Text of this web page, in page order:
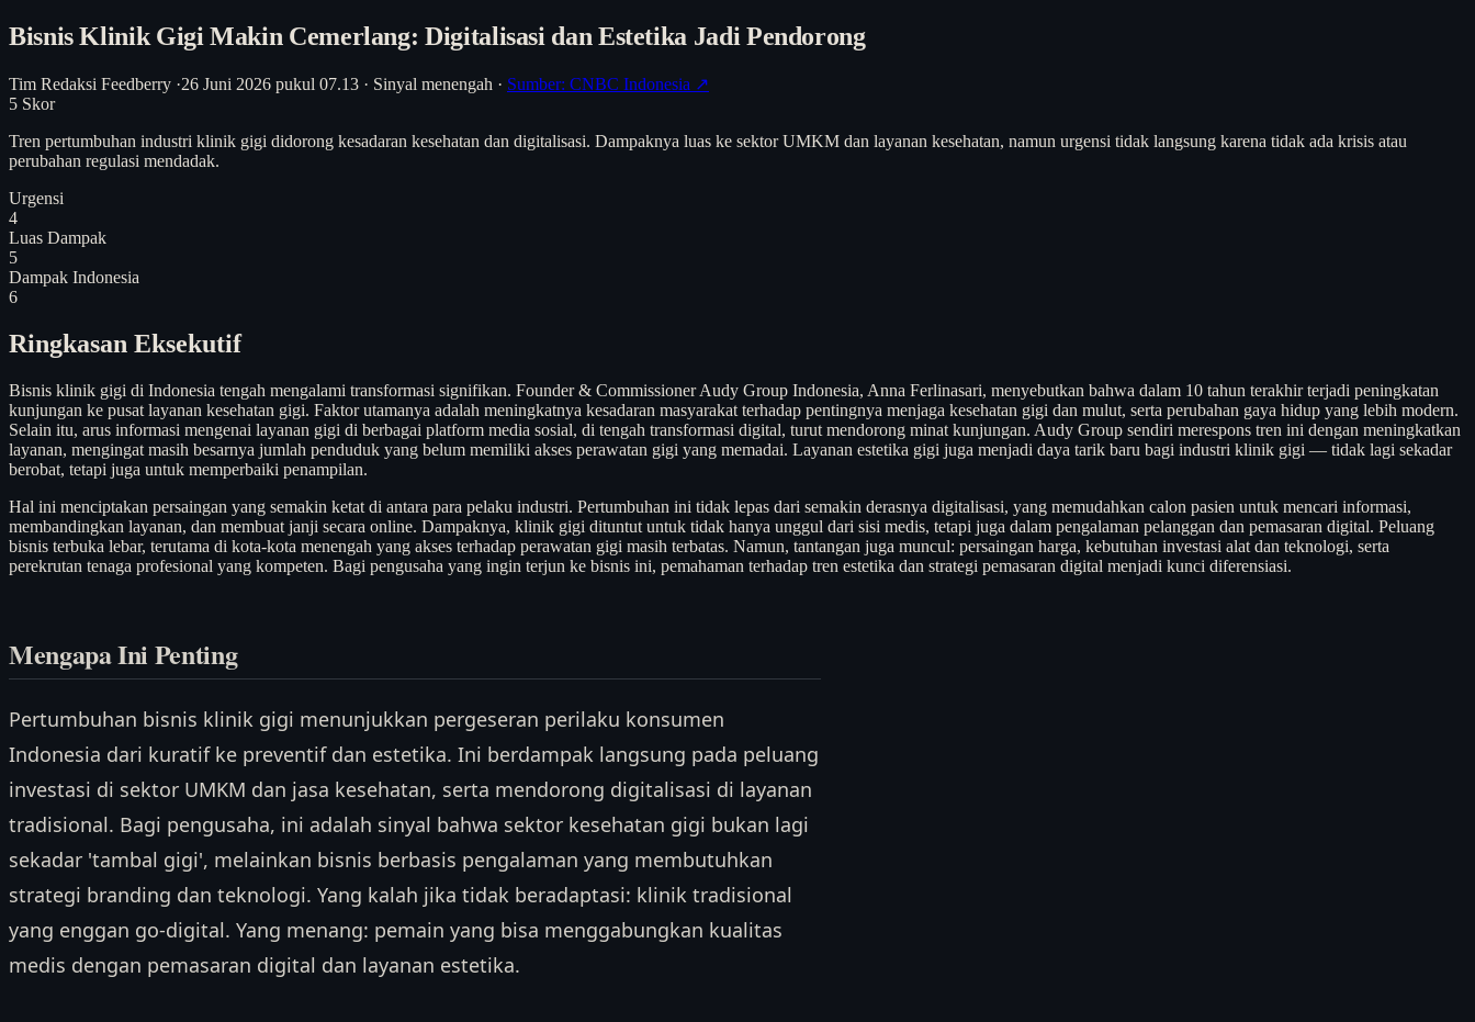
Bisnis Klinik Gigi Makin Cemerlang: Digitalisasi dan Estetika Jadi Pendorong
Tim Redaksi Feedberry ·26 Juni 2026 pukul 07.13 · Sinyal menengah · Sumber: CNBC Indonesia ↗
5 Skor
Tren pertumbuhan industri klinik gigi didorong kesadaran kesehatan dan digitalisasi. Dampaknya luas ke sektor UMKM dan layanan kesehatan, namun urgensi tidak langsung karena tidak ada krisis atau
perubahan regulasi mendadak.
Urgensi
4
Luas Dampak
5
Dampak Indonesia
6
Ringkasan Eksekutif
Bisnis klinik gigi di Indonesia tengah mengalami transformasi signifikan. Founder & Commissioner Audy Group Indonesia, Anna Ferlinasari, menyebutkan bahwa dalam 10 tahun terakhir terjadi peningkatan
kunjungan ke pusat layanan kesehatan gigi. Faktor utamanya adalah meningkatnya kesadaran masyarakat terhadap pentingnya menjaga kesehatan gigi dan mulut, serta perubahan gaya hidup yang lebih modern.
Selain itu, arus informasi mengenai layanan gigi di berbagai platform media sosial, di tengah transformasi digital, turut mendorong minat kunjungan. Audy Group sendiri merespons tren ini dengan meningkatkan
layanan, mengingat masih besarnya jumlah penduduk yang belum memiliki akses perawatan gigi yang memadai. Layanan estetika gigi juga menjadi daya tarik baru bagi industri klinik gigi — tidak lagi sekadar
berobat, tetapi juga untuk memperbaiki penampilan.
Hal ini menciptakan persaingan yang semakin ketat di antara para pelaku industri. Pertumbuhan ini tidak lepas dari semakin derasnya digitalisasi, yang memudahkan calon pasien untuk mencari informasi,
membandingkan layanan, dan membuat janji secara online. Dampaknya, klinik gigi dituntut untuk tidak hanya unggul dari sisi medis, tetapi juga dalam pengalaman pelanggan dan pemasaran digital. Peluang
bisnis terbuka lebar, terutama di kota-kota menengah yang akses terhadap perawatan gigi masih terbatas. Namun, tantangan juga muncul: persaingan harga, kebutuhan investasi alat dan teknologi, serta
perekrutan tenaga profesional yang kompeten. Bagi pengusaha yang ingin terjun ke bisnis ini, pemahaman terhadap tren estetika dan strategi pemasaran digital menjadi kunci diferensiasi.
Mengapa Ini Penting
Pertumbuhan bisnis klinik gigi menunjukkan pergeseran perilaku konsumen
Indonesia dari kuratif ke preventif dan estetika. Ini berdampak langsung pada peluang
investasi di sektor UMKM dan jasa kesehatan, serta mendorong digitalisasi di layanan
tradisional. Bagi pengusaha, ini adalah sinyal bahwa sektor kesehatan gigi bukan lagi
sekadar 'tambal gigi', melainkan bisnis berbasis pengalaman yang membutuhkan
strategi branding dan teknologi. Yang kalah jika tidak beradaptasi: klinik tradisional
yang enggan go-digital. Yang menang: pemain yang bisa menggabungkan kualitas
medis dengan pemasaran digital dan layanan estetika.